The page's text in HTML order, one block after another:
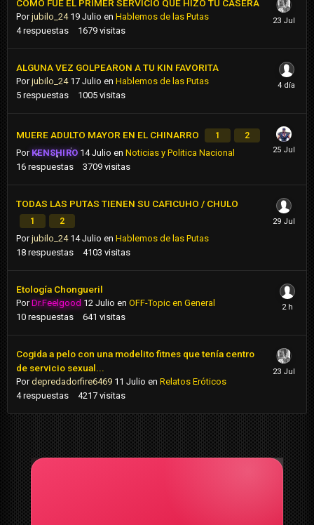
COMO FUE EL PRIMER SERVICIO QUE HIZO TU CASERA
Porjubilo_24 19 Julio en Hablemos de las Putas
4 respuestas 1679 visitas
ALGUNA VEZ GOLPEARON A TU KIN FAVORITA
Porjubilo_24 17 Julio en Hablemos de las Putas
5 respuestas 1005 visitas
MUERE ADULTO MAYOR EN EL CHINARRO 1 2
Por KENSHIRO 14 Julio enNoticias y Politica Nacional
16 respuestas 3709 visitas
TODAS LAS PUTAS TIENEN SU CAFICUHO / CHULO
1 2
Porjubilo_24 14 Julio en Hablemos de las Putas
18 respuestas 4103 visitas
Etología Chongueril
PorDr.Feelgood 12 Julio en OFF-Topic en General
10 respuestas 641 visitas
Cogida a pelo con una modelito fitnes que tenía centro
de servicio sexual...
Pordepredadorfire6469 11 Julio en Relatos Eróticos
4 respuestas 4217 visitas